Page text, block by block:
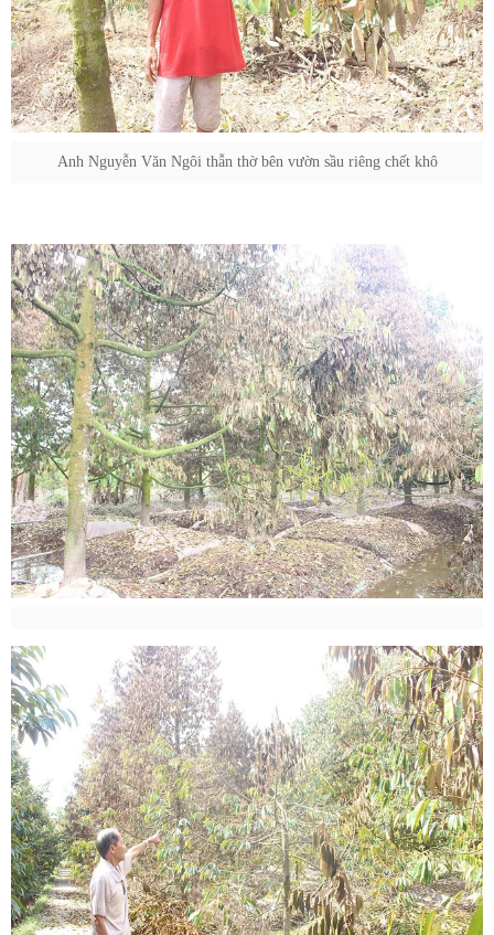
Anh Nguyễn Văn Ngôi thẫn thờ bên vườn sầu riêng chết khô